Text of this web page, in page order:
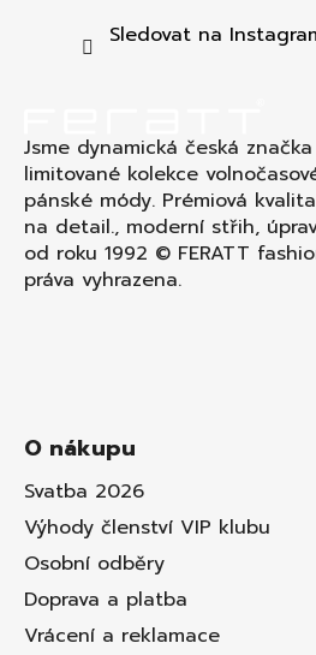
Sledovat na
Jsme dynamická česká
limitované kolekce
pánské módy. Prémiová
na detail., moderní střih,
od roku 1992 © FERATT
práva vyhrazena.
O nákupu
Svatba 2026
Výhody členství VIP klubu
Osobní odběry
Doprava a platba
Vrácení a reklamace